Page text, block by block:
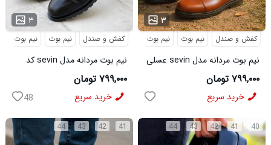
۳ ...
کفش و صندل نیم بوت نیم بوت
نیم بوت مردانه مدل sevin کد
6427
۷۹۹,۰۰۰ تومان
خرید سریع 48
۳ ...
کفش و صندل نیم بوت نیم بوت مردانه
نیم بوت مردانه مدل sevin عسلی
کد 6426
۷۹۹,۰۰۰ تومان
خرید سریع
41
42
43
44 40
41
42
43
44